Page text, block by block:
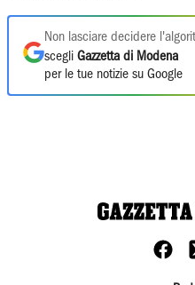
Non lasciare decidere
scegli Gazzetta di Modena
per le tue notizie su Google